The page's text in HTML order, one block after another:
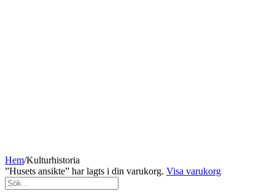
Hem/Kulturhistoria
”Husets ansikte” har lagts i din varukorg. Visa varukorg